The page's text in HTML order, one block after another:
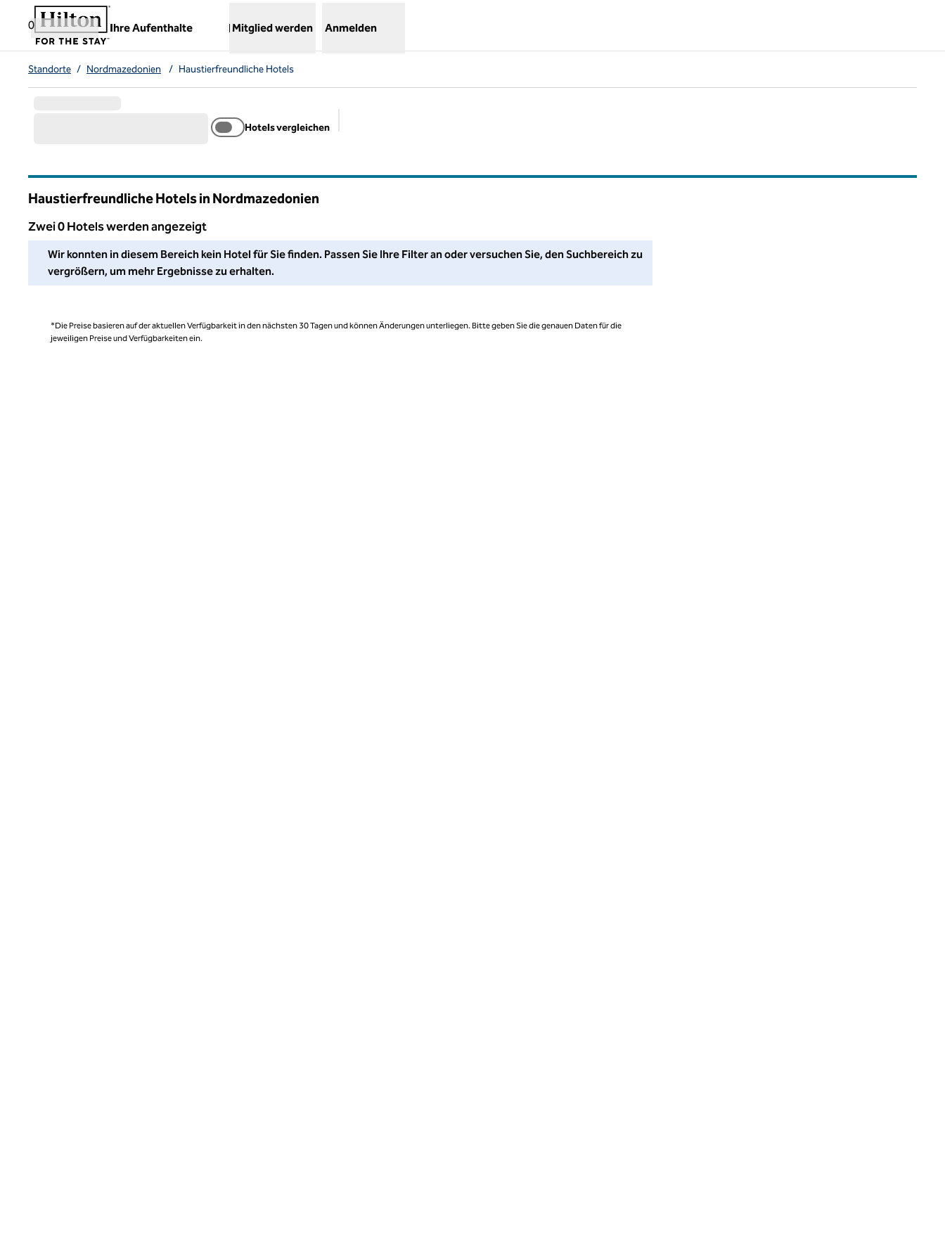
Weiter zum Inhalt
0
Ihre Aufenthalte
,öffnet neue Registerkarte
Mitglied werden Anmelden
Standorte / Nordmazedonien / Haustierfreundliche Hotels
Hotels vergleichen
Haustierfreundliche Hotels in Nordmazedonien
Zwei 0 Hotels werden angezeigt
Wir konnten in diesem Bereich kein Hotel für Sie finden. Passen Sie Ihre Filter an oder versuchen Sie, den Suchbereich zu vergrößern, um mehr Ergebnisse zu erhalten.
Wir konnten in diesem Bereich kein Hotel für Sie finden. Passen Sie Ihre Filter an oder versuchen Sie, den Suchbereich zu
vergrößern, um mehr Ergebnisse zu erhalten.
*Die Preise basieren auf der aktuellen Verfügbarkeit in den nächsten 30 Tagen und können Änderungen unterliegen. Bitte geben Sie die genauen Daten für die
jeweiligen Preise und Verfügbarkeiten ein.